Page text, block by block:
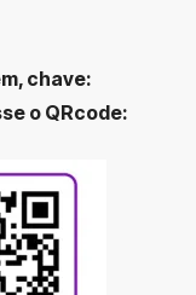
chave:
o QRcode: